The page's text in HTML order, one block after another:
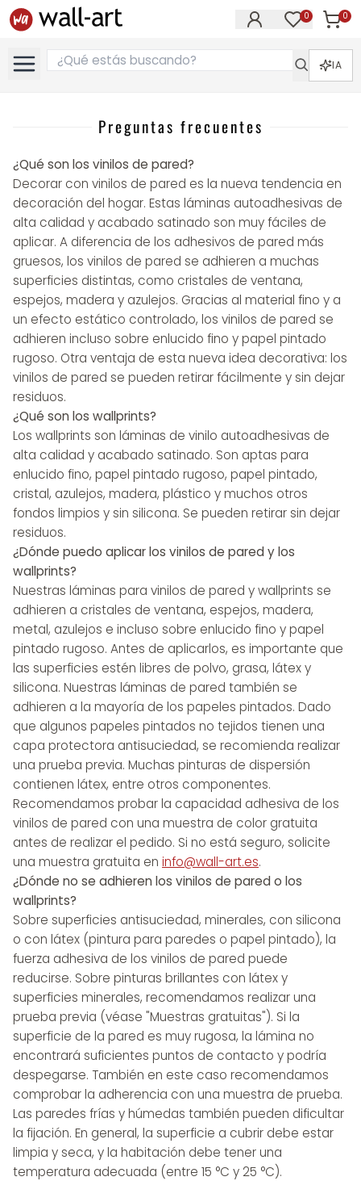
0 0
IA
Preguntas frecuentes
¿Qué son los vinilos de pared?
Decorar con vinilos de pared es la nueva tendencia en
decoración del hogar. Estas láminas autoadhesivas de
alta calidad y acabado satinado son muy fáciles de
aplicar. A diferencia de los adhesivos de pared más
gruesos, los vinilos de pared se adhieren a muchas
superficies distintas, como cristales de ventana,
espejos, madera y azulejos. Gracias al material fino y a
un efecto estático controlado, los vinilos de pared se
adhieren incluso sobre enlucido fino y papel pintado
rugoso. Otra ventaja de esta nueva idea decorativa: los
vinilos de pared se pueden retirar fácilmente y sin dejar
residuos.
¿Qué son los wallprints?
Los wallprints son láminas de vinilo autoadhesivas de
alta calidad y acabado satinado. Son aptas para
enlucido fino, papel pintado rugoso, papel pintado,
cristal, azulejos, madera, plástico y muchos otros
fondos limpios y sin silicona. Se pueden retirar sin dejar
residuos.
¿Dónde puedo aplicar los vinilos de pared y los
wallprints?
Nuestras láminas para vinilos de pared y wallprints se
adhieren a cristales de ventana, espejos, madera,
metal, azulejos e incluso sobre enlucido fino y papel
pintado rugoso. Antes de aplicarlos, es importante que
las superficies estén libres de polvo, grasa, látex y
silicona. Nuestras láminas de pared también se
adhieren a la mayoría de los papeles pintados. Dado
que algunos papeles pintados no tejidos tienen una
capa protectora antisuciedad, se recomienda realizar
una prueba previa. Muchas pinturas de dispersión
contienen látex, entre otros componentes.
Recomendamos probar la capacidad adhesiva de los
vinilos de pared con una muestra de color gratuita
antes de realizar el pedido. Si no está seguro, solicite
una muestra gratuita en info@wall-art.es.
¿Dónde no se adhieren los vinilos de pared o los
wallprints?
Sobre superficies antisuciedad, minerales, con silicona
o con látex (pintura para paredes o papel pintado), la
fuerza adhesiva de los vinilos de pared puede
reducirse. Sobre pinturas brillantes con látex y
superficies minerales, recomendamos realizar una
prueba previa (véase "Muestras gratuitas"). Si la
superficie de la pared es muy rugosa, la lámina no
encontrará suficientes puntos de contacto y podría
despegarse. También en este caso recomendamos
comprobar la adherencia con una muestra de prueba.
Las paredes frías y húmedas también pueden dificultar
la fijación. En general, la superficie a cubrir debe estar
limpia y seca, y la habitación debe tener una
temperatura adecuada (entre 15 °C y 25 °C).